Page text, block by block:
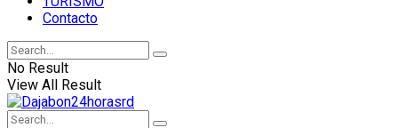
Contacto
No Result
View All Result